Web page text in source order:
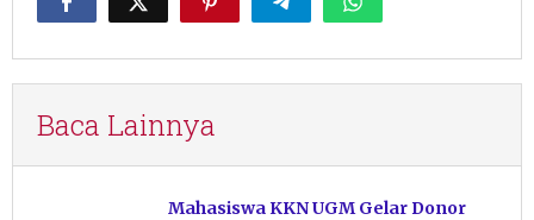
Baca Lainnya
Mahasiswa KKN UGM Gelar Donor